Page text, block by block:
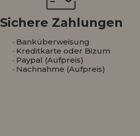
Sichere Zahlungen
· Banküberweisung
· Kreditkarte oder Bizum
· Paypal (Aufpreis)
· Nachnahme (Aufpreis)